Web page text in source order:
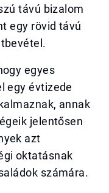
távú bizalom
egy rövid távú
egyes
egy évtizede
annak
jelentősen
azt
oktatásnak
számára.